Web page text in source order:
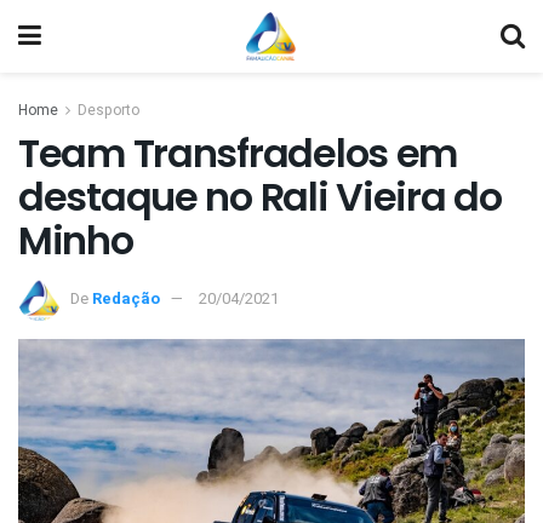
Home Desporto
Team Transfradelos em
destaque no Rali Vieira do
Minho
De Redação 20/04/2021